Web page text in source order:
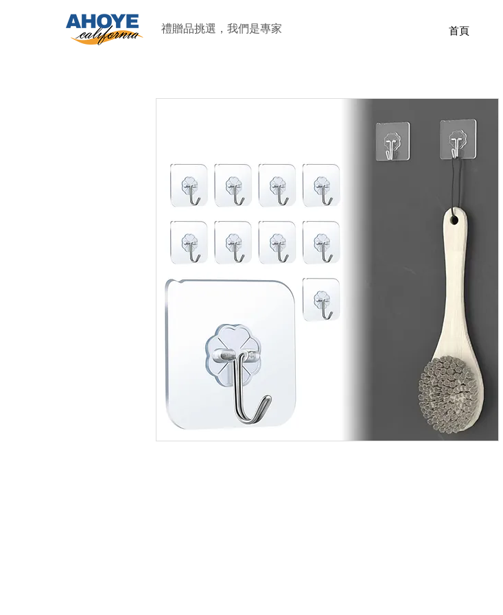
禮贈品挑選，我們是專家 首頁